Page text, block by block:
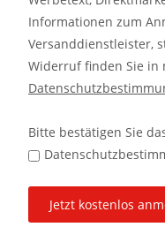
Informationen zum
Versanddienstleister,
Widerruf finden Sie in
Bitte bestätigen Sie